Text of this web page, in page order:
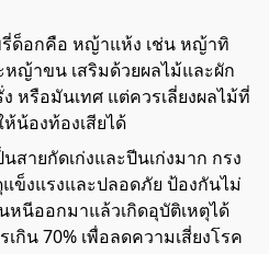
ด็อกคือ หญ้าแห้ง เช่น หญ้าทิ
ญ้าขน เสริมด้วยผลไม้และผัก
หรือมันเทศ แต่ควรเลี่ยงผลไม้ที่
น้องท้องเสียได้
สายกัดเก่งและปีนเก่งมาก กรง
ข็งแรงและปลอดภัย ป้องกันไม่
นีออกมาแล้วเกิดอุบัติเหตุได้
กิน 70% เพื่อลดความเสี่ยงโรค